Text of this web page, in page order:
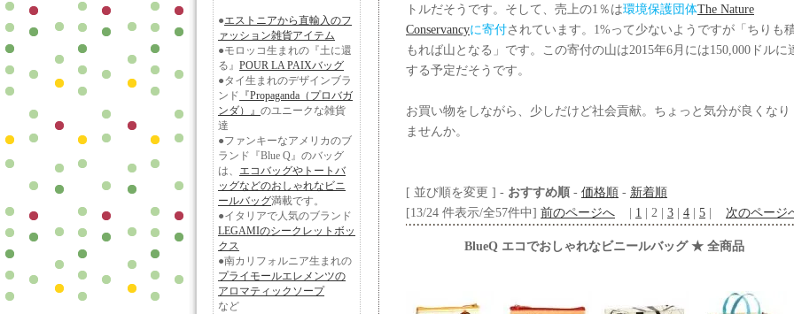
トルだそうです。そして、売上の1％は環境保護団体The Nature
Conservancyに寄付されています。1%って少ないようですが「ちりも
もれば山となる」です。この寄付の山は2015年6月には150,000ドルに
する予定だそうです。
お買い物をしながら、少しだけど社会貢献。ちょっと気分が良くなり
ませんか。
[ 並び順を変更 ] - おすすめ順 - 価格順 - 新着順
[13/24 件表示/全57件中] 前のページへ | 1 | 2 | 3 | 4 | 5 | 次のページ
BlueQ エコでおしゃれなビニールバッグ ★ 全商品
●エストニアから直輸入のフ
ァッション雑貨アイテム
●モロッコ生まれの『土に還
る』 POUR LA PAIXバッグ
●タイ生まれのデザインブラ
ンド 『Propaganda（プロバガ
ンダ）』 のユニークな雑貨
達
●ファンキーなアメリカのブ
ランド『Blue Q』のバッグ
は、 エコバッグやトートバ
ッグなどのおしゃれなビニ
ールバッグ満載です。
●イタリアで人気のブランド
LEGAMIのシークレットボッ
クス
●南カリフォルニア生まれの
プライモールエレメンツの
アロマティックソープ
など